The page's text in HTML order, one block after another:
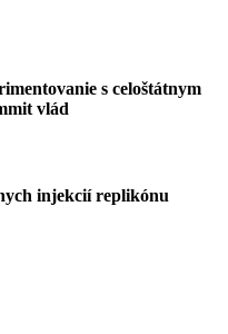
s celoštátnym
vlád
injekcií replikónu